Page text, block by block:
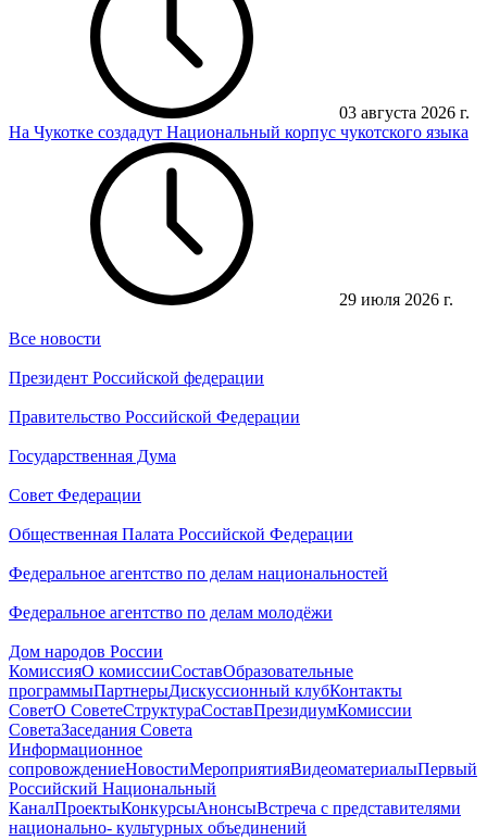
03 августа 2026 г.
На Чукотке создадут Национальный корпус чукотского языка
29 июля 2026 г.
Все новости
Президент Российской федерации
Правительство Российской Федерации
Государственная Дума
Совет Федерации
Общественная Палата Российской Федерации
Федеральное агентство по делам национальностей
Федеральное агентство по делам молодёжи
Дом народов России
КомиссияО комиссииСоставОбразовательные
программыПартнерыДискуссионный клубКонтакты
СоветО СоветеСтруктураСоставПрезидиумКомиссии
СоветаЗаседания Совета
Информационное
сопровождениеНовостиМероприятияВидеоматериалыПервый
Российский Национальный
КаналПроектыКонкурсыАнонсыВстреча с представителями
национально- культурных объединений